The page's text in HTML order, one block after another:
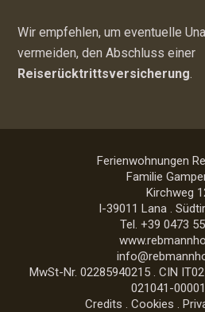
Wir empfehlen, um eventuelle
vermeiden, den Abschluss einer
Reiserücktrittsversicherung
Ferienwohnungen
Familie
Kirchweg
I-39011 Lana .
Tel. +39 0473
MwSt-Nr. 02285940215 . CIN
021041-
Credits . Cookies .